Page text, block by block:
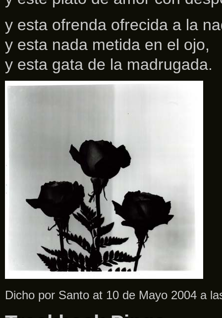
y esta ofrenda ofrecida a la
y esta nada metida en el ojo,
y esta gata de la madrugada.
Dicho por Santo at 10 de Mayo 2004 a